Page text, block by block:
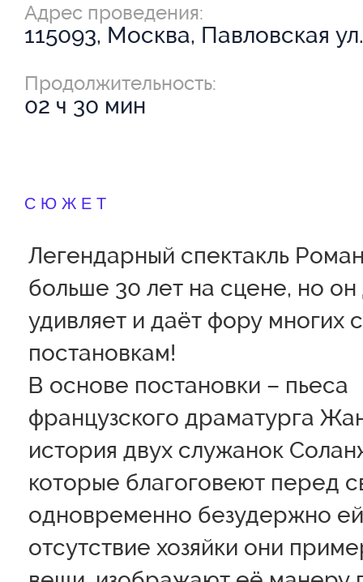
Адрес проведения:
115093, Москва, Павловская
Продолжительность:
02 ч 30 мин
СЮЖЕТ
Легендарный спектакль
больше 30 лет на сцене, но
удивляет и даёт фору многих
постановкам!
В основе постановки – пьеса
французского драматурга
история двух служанок
которые благоговеют перед
одновременно безудержно
отсутствие хозяйки они